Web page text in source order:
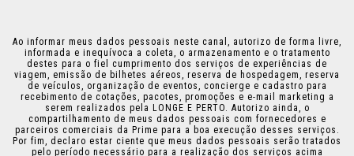
Ao informar meus dados pessoais neste canal, autorizo de forma livre,
informada e inequívoca a coleta, o armazenamento e o tratamento
destes para o fiel cumprimento dos serviços de experiências de
viagem, emissão de bilhetes aéreos, reserva de hospedagem, reserva
de veículos, organização de eventos, concierge e cadastro para
recebimento de cotações, pacotes, promoções e e-mail marketing a
serem realizados pela LONGE E PERTO. Autorizo ainda, o
compartilhamento de meus dados pessoais com fornecedores e
parceiros comerciais da Prime para a boa execução desses serviços.
Por fim, declaro estar ciente que meus dados pessoais serão tratados
pelo período necessário para a realização dos serviços acima